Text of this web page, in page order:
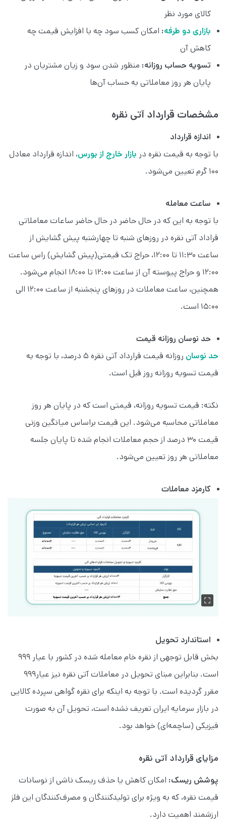
کالای مورد نظر
بازاری دو طرفه: امکان کسب سود چه با افزایش قیمت چه
کاهش آن
تسویه حساب روزانه: منظور شدن سود و زیان مشتریان در
پایان هر روز معاملاتی به حساب آن‌ها
مشخصات قرارداد آتی نقره
اندازه قرارداد
با توجه به قيمت نقره در بازار خارج از بورس، اندازه قرارداد معادل
۱۰۰ گرم تعيين می‌شود.
ساعت معامله
با توجه به این که در حال حاضر در حال حاضر ساعات معاملاتی
قراداد آتی نقره در روز‌های شنبه تا چهارشنبه پیش گشایش از
ساعت ۱۱:۳۰ تا ۱۲:۰۰، حراج تک قیمتی(پیش گشایش) راس ساعت
۱۲:۰۰ و حراج پیوسته آن از ساعت ۱۲:۰۰ تا ۱۸:۰۰ انجام می‌شود.
همچنین، ساعت معاملات در روزهای پنجشنبه از ساعت ۱۲:۰۰ الی
۱۵:۰۰ است.
حد نوسان روزانه قیمت
حد نوسان
روزانه قیمت قرارداد آتی نقره ۵ درصد، با توجه به
قیمت تسویه روزانه روز قبل است.
نکته: قیمت تسویه روزانه، قیمتی است که در پایان هر روز
معاملاتی محاسبه می‌شود. این قیمت براساس میانگین وزنی
قیمت ۳۰ درصد از حجم معاملات انجام شده تا پایان جلسه
معاملاتی هر روز تعیین می‌شود.
کارمزد معاملات
استاندارد تحویل
بخش قابل توجهی از نقره خام معامله شده در كشور با عیار ۹۹۹
است. بنابراین مبنای تحویل در معاملات آتی نقره نیز عيار۹۹۹
مقرر گردیده است. با توجه به اینکه برای نقره گواهی سپرده کالایی
در بازار سرمایه ایران تعریف نشده است، تحویل آن به صورت
فیزیکی (ساچمه‌ای) خواهد بود.
مزایای قرارداد آتی نقره
پوشش ریسک: امکان کاهش یا حذف ریسک ناشی از نوسانات
قیمت نقره، که به ویژه برای تولیدکنندگان و مصرف‌کنندگان این فلز
ارزشمند اهمیت دارد.